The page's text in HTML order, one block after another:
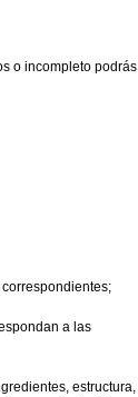
o incompleto podrás
a las
estructura,